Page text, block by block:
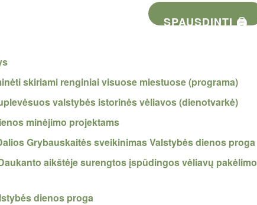
SPAUSDINTI 🖨
skiriami renginiai visuose miestuose (programa)
valstybės istorinės vėliavos (dienotvarkė)
minėjimo projektams
Grybauskaitės sveikinimas Valstybės dienos proga
aikštėje surengtos įspūdingos vėliavų pakėlimo
dienos proga